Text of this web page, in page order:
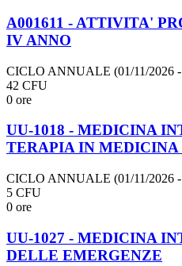
A001611 - ATTIVITA'
IV ANNO
CICLO ANNUALE (01/11/2026 -
42 CFU
0 ore
UU-1018 - MEDICINA
TERAPIA IN MEDICINA
CICLO ANNUALE (01/11/2026 -
5 CFU
0 ore
UU-1027 - MEDICINA
DELLE EMERGENZE